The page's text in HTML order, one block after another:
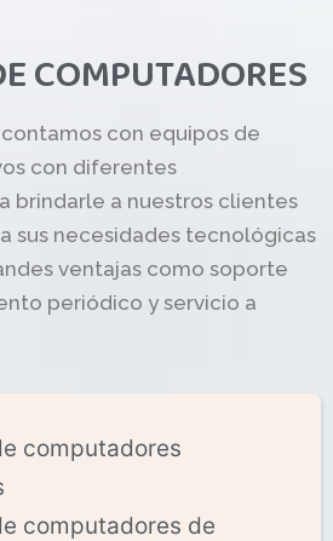
COMPUTADORES
contamos con equipos de
con diferentes
brindarle a nuestros clientes
sus necesidades tecnológicas
ventajas como soporte
periódico y servicio a
computadores
computadores de